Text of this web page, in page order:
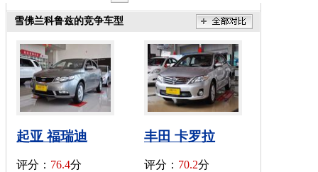
雪佛兰科鲁兹的竞争车型
起亚 福瑞迪
评分： 76.4分
丰田 卡罗拉
评分： 70.2分